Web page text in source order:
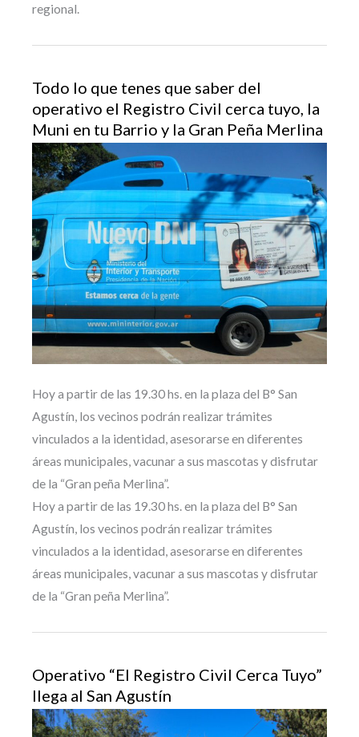
regional.
Todo lo que tenes que saber del
operativo el Registro Civil cerca tuyo, la
Muni en tu Barrio y la Gran Peña Merlina
Hoy a partir de las 19.30 hs. en la plaza del B° San
Agustín, los vecinos podrán realizar trámites
vinculados a la identidad, asesorarse en diferentes
áreas municipales, vacunar a sus mascotas y disfrutar
de la “Gran peña Merlina”.
Hoy a partir de las 19.30 hs. en la plaza del B° San
Agustín, los vecinos podrán realizar trámites
vinculados a la identidad, asesorarse en diferentes
áreas municipales, vacunar a sus mascotas y disfrutar
de la “Gran peña Merlina”.
Operativo “El Registro Civil Cerca Tuyo”
llega al San Agustín